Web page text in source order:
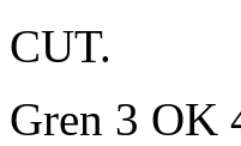
CUT.
Gren 3 OK